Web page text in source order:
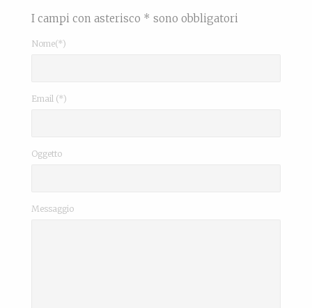
I campi con asterisco * sono obbligatori
Nome(*)
Email (*)
Oggetto
Messaggio